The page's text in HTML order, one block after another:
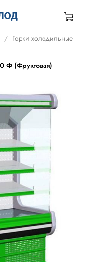
Горки холодильные
Ф (Фруктовая)